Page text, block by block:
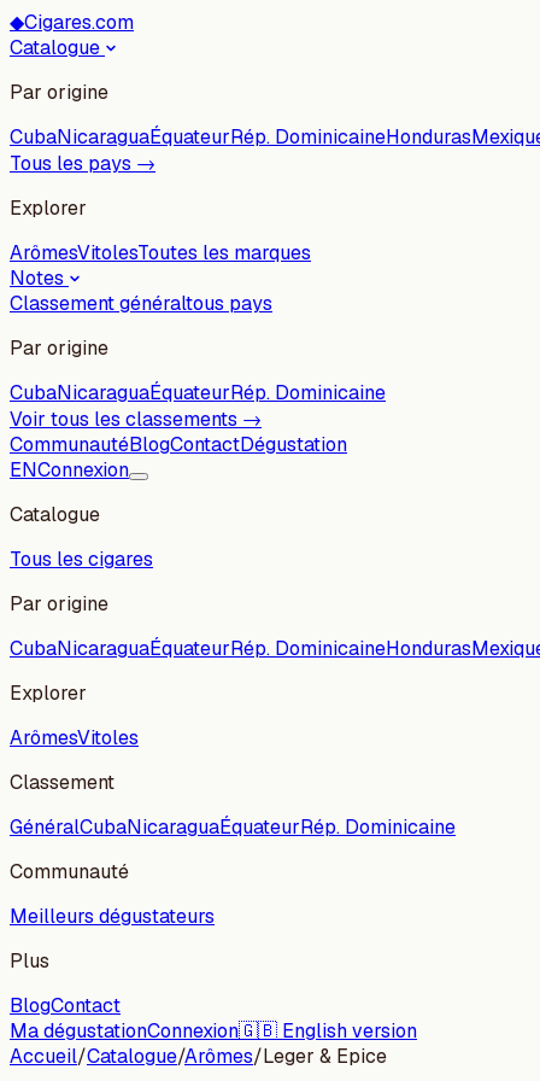
◆Cigares.com
Catalogue
Par origine
CubaNicaraguaÉquateurRép. DominicaineHonduras
Tous les pays →
Explorer
ArômesVitolesToutes les marques
Notes
Classement généraltous pays
Par origine
CubaNicaraguaÉquateurRép. Dominicaine
Voir tous les classements →
CommunautéBlogContactDégustation
ENConnexion
Catalogue
Tous les cigares
Par origine
CubaNicaraguaÉquateurRép. DominicaineHonduras
Explorer
ArômesVitoles
Classement
GénéralCubaNicaraguaÉquateurRép. Dominicaine
Communauté
Meilleurs dégustateurs
Plus
BlogContact
Ma dégustationConnexion🇬🇧 English version
Accueil/Catalogue/Arômes/Leger & Epice